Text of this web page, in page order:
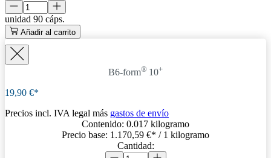
unidad 90 cáps.
Añadir al carrito
B6-form® 10+
19,90 €*
Precios incl. IVA legal más gastos de envío
Contenido: 0.017 kilogramo
Precio base: 1.170,59 €* / 1 kilogramo
Cantidad: